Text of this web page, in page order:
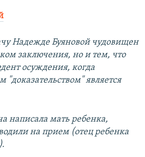
Надежде Буяновой чудовищен
заключения, но и тем, что
осуждения, когда
"доказательством" является
написала мать ребенка,
на прием (отец ребенка